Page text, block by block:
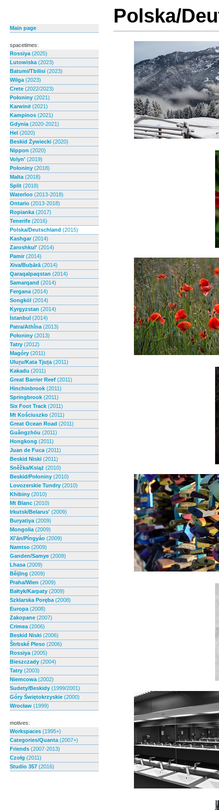
Main page
spacetimes:
Rossiya (2025)
Lutowiska (2023)
Batumi/Tbilisi (2023)
Wilga (2023)
Crete (2022/2023)
Połoniny (2021)
Karwinë (2021)
Kampinos (2021)
Gdynia (2020-2021)
Hel (2020)
Beskid Żywiecki (2020)
Nippon (2020)
Volyn' (2019)
Połoniny (2018)
Malta (2018)
Split (2018)
Waterloo (2013-2018)
Ontario (2013-2018)
Ropianka (2017)
Tenerife (2016)
Polska/Deutschland (2015)
Kashgar(2014)
Zaroshkul' (2014)
Pamir(2014)
Xiva/Buḫārā (2014)
Qaraqalpaqstan (2014)
Samarqand (2014)
Fergana (2014)
Songköl (2014)
Kyrgyzstan (2014)
İstanbul (2014)
Patra/Athī́na (2013)
Połoniny (2013)
Tatry (2012)
Magóry (2011)
Uluṟu/Kata Tjuṯa (2011)
Kakadu (2011)
Great Barrier Reef (2011)
Hinchinbrook (2011)
Springbrook (2011)
Six Foot Track (2011)
Mt Kościuszko (2011)
Great Ocean Road (2011)
Guăngzhōu (2011)
Hongkong (2011)
Juan de Fuca (2011)
Beskid Niski (2011)
Sněžka/Książ (2010)
Beskid/Połoniny (2010)
Lovozerskie Tundry (2010)
Khibiny (2010)
Mt Blanc (2010)
Irkutsk/Belarus' (2009)
Buryatiya (2009)
Mongolia (2009)
Xī'ān/Píngyáo (2009)
Namtso (2009)
Ganden/Samye (2009)
Lhasa (2009)
Běijīng (2009)
Praha/Wien (2009)
Bałtyk/Karpaty (2009)
Szklarska Poręba (2008)
Europa (2008)
Zakopane (2007)
Crimea (2006)
Beskid Niski (2006)
Štrbské Pleso (2006)
Rossiya (2005)
Bieszczady (2004)
Tatry (2003)
Niemcowa (2002)
Sudety/Beskidy (1999/2001)
Góry Świętokrzyskie (2000)
Wrocław (1999)
motives:
Workspaces (1995+)
Categories/Quanta (2007+)
Friends (2007-2013)
Czołg (2011)
Studio 357 (2016)
Polska/